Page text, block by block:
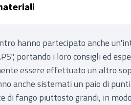
hanno partecipato anche
portando i loro consigli ed
essere effettuato un altro
anche sistemati un paio di
di fango piuttosto grandi, in